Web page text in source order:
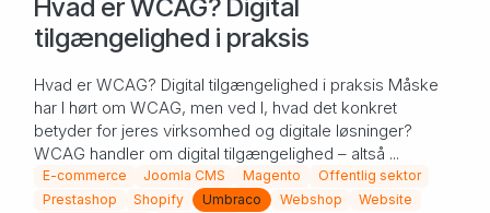
Hvad er WCAG? Digital
tilgængelighed i praksis
Hvad er WCAG? Digital tilgængelighed i praksis Måske
har I hørt om WCAG, men ved I, hvad det konkret
betyder for jeres virksomhed og digitale løsninger?
WCAG handler om digital tilgængelighed – altså ...
E-commerce Joomla CMS Magento
Offentlig sektor
Prestashop
Shopify Umbraco Webshop
Website